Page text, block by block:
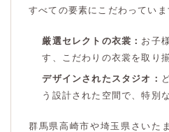
すべての要素にこだわっていま
厳選セレクトの衣裳： お子
す、こだわりの衣裳を取り
デザインされたスタジオ：
う設計された空間で、特別
群馬県高崎市や埼玉県さいた